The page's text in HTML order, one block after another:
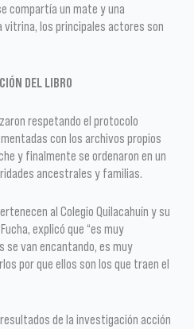
compartía un mate y una
vitrina, los principales actores son
DEL LIBRO
respetando el protocolo
con los archivos propios
y finalmente se ordenaron en un
ancestrales y familias.
al Colegio Quilacahuín y su
explicó que “es muy
van encantando, es muy
por que ellos son los que traen el
de la investigación acción